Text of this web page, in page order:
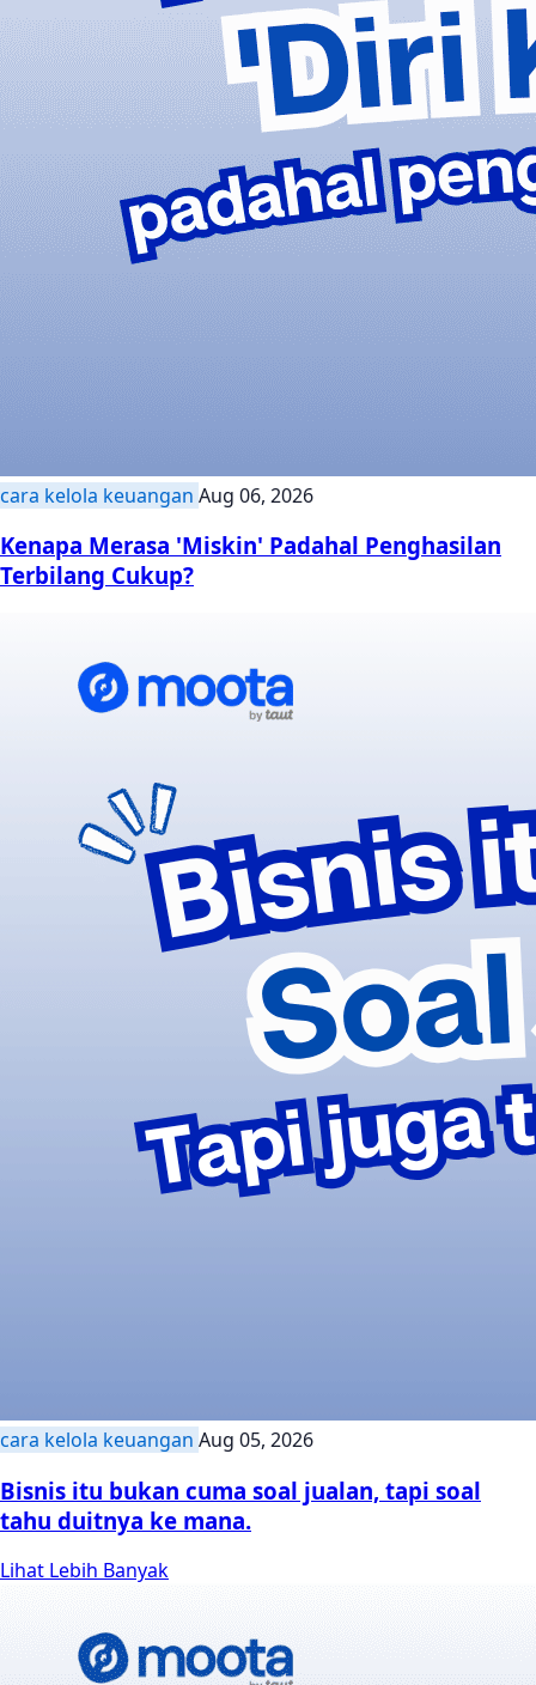
cara kelola keuangan Aug 06, 2026
Kenapa Merasa 'Miskin' Padahal Penghasilan
Terbilang Cukup?
cara kelola keuangan Aug 05, 2026
Bisnis itu bukan cuma soal jualan, tapi soal
tahu duitnya ke mana.
Lihat Lebih Banyak